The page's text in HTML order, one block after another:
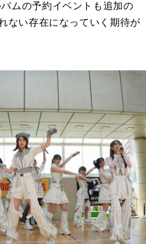
ムの予約イベントも追加の
ない存在になっていく期待が